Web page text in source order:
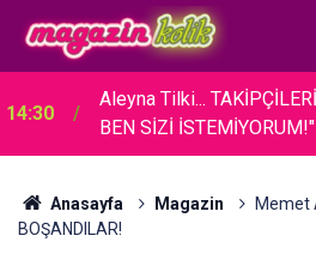
14:30
Aleyna Tilki...
BEN SİZİ İSTEMİYORUM!"
Anasayfa Magazin
Memet
BOŞANDILAR!